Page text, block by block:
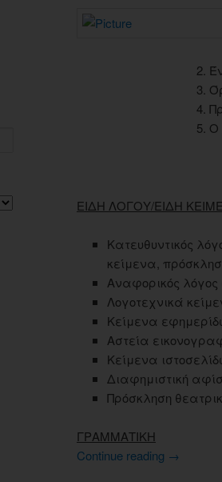
2.
3.
4.
5.
ΕΙΔΗ ΛΟΓΟΥ/ΕΙΔΗ
Κατευθυντικός
κείμενα,
Αναφορικός
Λογοτεχνικά
Κείμενα
Aστεία
Κείμενα
Διαφημιστική
Πρόσκληση
ΓΡΑΜΜΑΤΙΚΗ
Continue reading →